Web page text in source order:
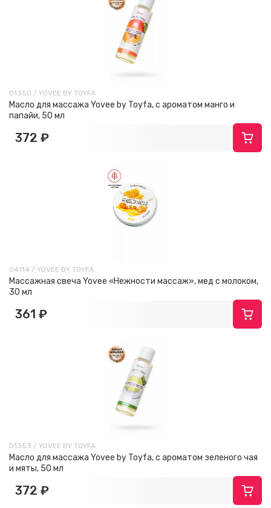
01350 / YOVEE BY TOYFA
Масло для массажа Yovee by Toyfa, с ароматом манго и
папайи, 50 мл
372 ₽
04114 / YOVEE BY TOYFA
Массажная свеча Yovee «Нежности массаж», мед с молоком,
30 мл
361 ₽
01353 / YOVEE BY TOYFA
Масло для массажа Yovee by Toyfa, с ароматом зеленого чая
и мяты, 50 мл
372 ₽